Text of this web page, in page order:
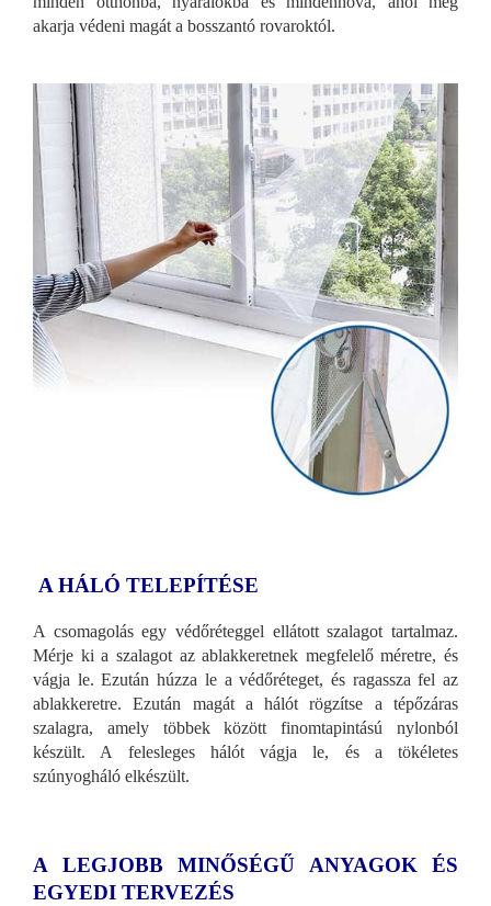
akarja védeni magát a bosszantó rovaroktól.
A HÁLÓ TELEPÍTÉSE
A csomagolás egy védőréteggel ellátott szalagot tartalmaz.
Mérje ki a szalagot az ablakkeretnek megfelelő méretre, és
vágja le. Ezután húzza le a védőréteget, és ragassza fel az
ablakkeretre. Ezután magát a hálót rögzítse a tépőzáras
szalagra, amely többek között finomtapintású nylonból
készült. A felesleges hálót vágja le, és a tökéletes
szúnyogháló elkészült.
A LEGJOBB MINŐSÉGŰ ANYAGOK ÉS
EGYEDI TERVEZÉS